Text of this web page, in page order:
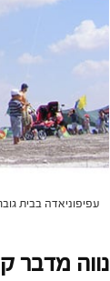
עפיפוניאדה בבית
נווה מדבר